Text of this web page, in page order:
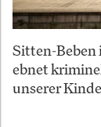
Sitten-Beben
ebnet
unserer